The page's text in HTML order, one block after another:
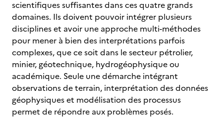
scientifiques suffisantes dans ces quatre grands
domaines. Ils doivent pouvoir intégrer plusieurs
disciplines et avoir une approche multi-méthodes
pour mener à bien des interprétations parfois
complexes, que ce soit dans le secteur pétrolier,
minier, géotechnique, hydrogéophysique ou
académique. Seule une démarche intégrant
observations de terrain, interprétation des données
géophysiques et modélisation des processus
permet de répondre aux problèmes posés.